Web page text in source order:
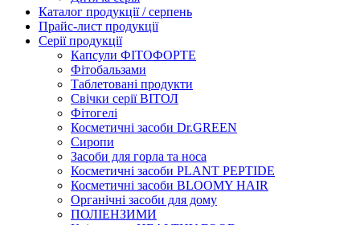
Каталог продукції / серпень
Прайс-лист продукції
Серії продукції
Капсули ФІТОФОРТЕ
Фітобальзами
Таблетовані продукти
Свічки серії ВІТОЛ
Фітогелі
Косметичні засоби Dr.GREEN
Сиропи
Засоби для горла та носа
Косметичні засоби PLANT PEPTIDE
Косметичні засоби BLOOMY HAIR
Органічні засоби для дому
ПОЛІЕНЗИМИ